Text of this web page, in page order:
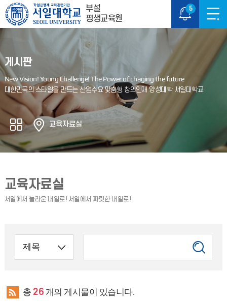
5
부설
평생교육원
게시판
교육자료실
교육자료실
총 26 개의 게시물이 있습니다.